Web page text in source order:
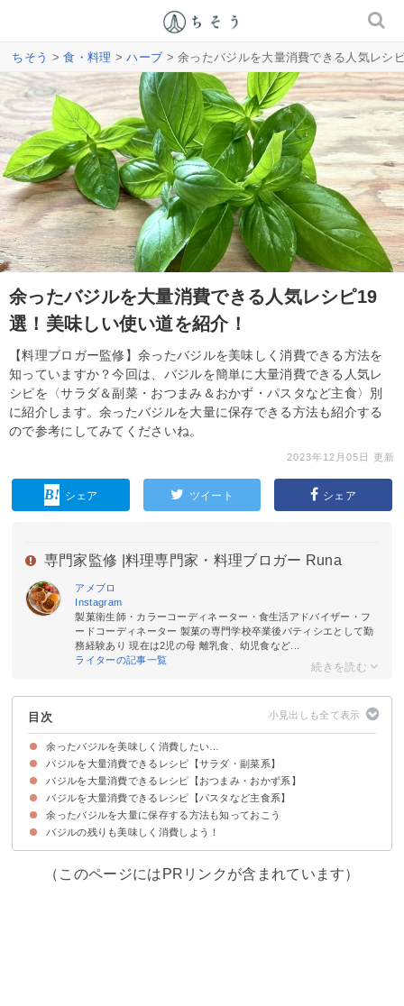
ちそう >食・料理 >ハーブ > 余ったバジルを大量消費できる人気レシ
余ったバジルを大量消費できる人気レシピ19
選！美味しい使い道を紹介！
【料理ブロガー監修】余ったバジルを美味しく消費できる方法を
知っていますか？今回は、バジルを簡単に大量消費できる人気レ
シピを〈サラダ＆副菜・おつまみ＆おかず・パスタなど主食〉別
に紹介します。余ったバジルを大量に保存できる方法も紹介する
ので参考にしてみてくださいね。
2023年12月05日 更新
シェア ツイート シェア
専門家監修 | 料理専門家・料理ブロガー Runa
アメブロ
Instagram
製菓衛生師・カラーコーディネーター・食生活アドバイザー・フ
ードコーディネーター 製菓の専門学校卒業後パティシエとして勤
務経験あり 現在は2児の母 離乳食、幼児食など...
ライターの記事一覧
目次
余ったバジルを美味しく消費したい…
バジルを大量消費できるレシピ【サラダ・副菜系】
①トマトと豆腐のカプレーゼ風サラダ
②サラダチキンのバジルサラダ
③アボカドのジェノベーゼサラダ
④バジルの効いたかぶと生ハムのサラダ
⑤バジルとにんにく香るトマトソースのカプレーゼ風サラダ
⑥焼かぼちゃのマリネ風バジルサラダ
⑦イカとバジルのエスニックサラダ
バジルを大量消費できるレシピ【おつまみ・おかず系】
⑧じゃがいもとバジルのチーズ焼き
⑨トマトとチーズのバジルカレーソース
⑩ひよこ豆のフリット バジル塩味
⑪バジル風味のサバ缶リエット
⑫蒲鉾とバジルマヨ
⑬バジル風味のチーズ春巻き
バジルを大量消費できるレシピ【パスタなど主食系】
⑭ツナ入りジェノベーゼパスタ
⑮バジル塩パン
⑯鶏もも肉とバジルで本格タイ料理ガパオライス
⑰ナスのバジルグラタン
⑱具沢山バジル素麺
⑲バジルが決め手の台湾焼きビーフン
余ったバジルを大量に保存する方法も知っておこう
バジルの残りも美味しく消費しよう！
（このページにはPRリンクが含まれています）